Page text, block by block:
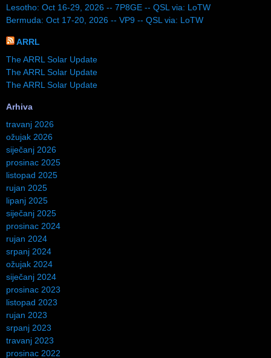
Lesotho: Oct 16-29, 2026 -- 7P8GE -- QSL via: LoTW
Bermuda: Oct 17-20, 2026 -- VP9 -- QSL via: LoTW
ARRL
The ARRL Solar Update
The ARRL Solar Update
The ARRL Solar Update
Arhiva
travanj 2026
ožujak 2026
siječanj 2026
prosinac 2025
listopad 2025
rujan 2025
lipanj 2025
siječanj 2025
prosinac 2024
rujan 2024
srpanj 2024
ožujak 2024
siječanj 2024
prosinac 2023
listopad 2023
rujan 2023
srpanj 2023
travanj 2023
prosinac 2022